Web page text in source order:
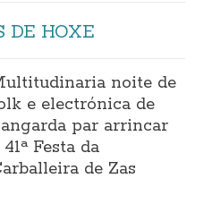
DE HOXE
noite de
e electrónica de
par arrincar
41ª Festa da
de Zas